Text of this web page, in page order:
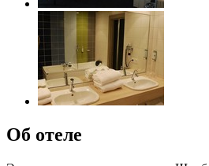
Об отеле